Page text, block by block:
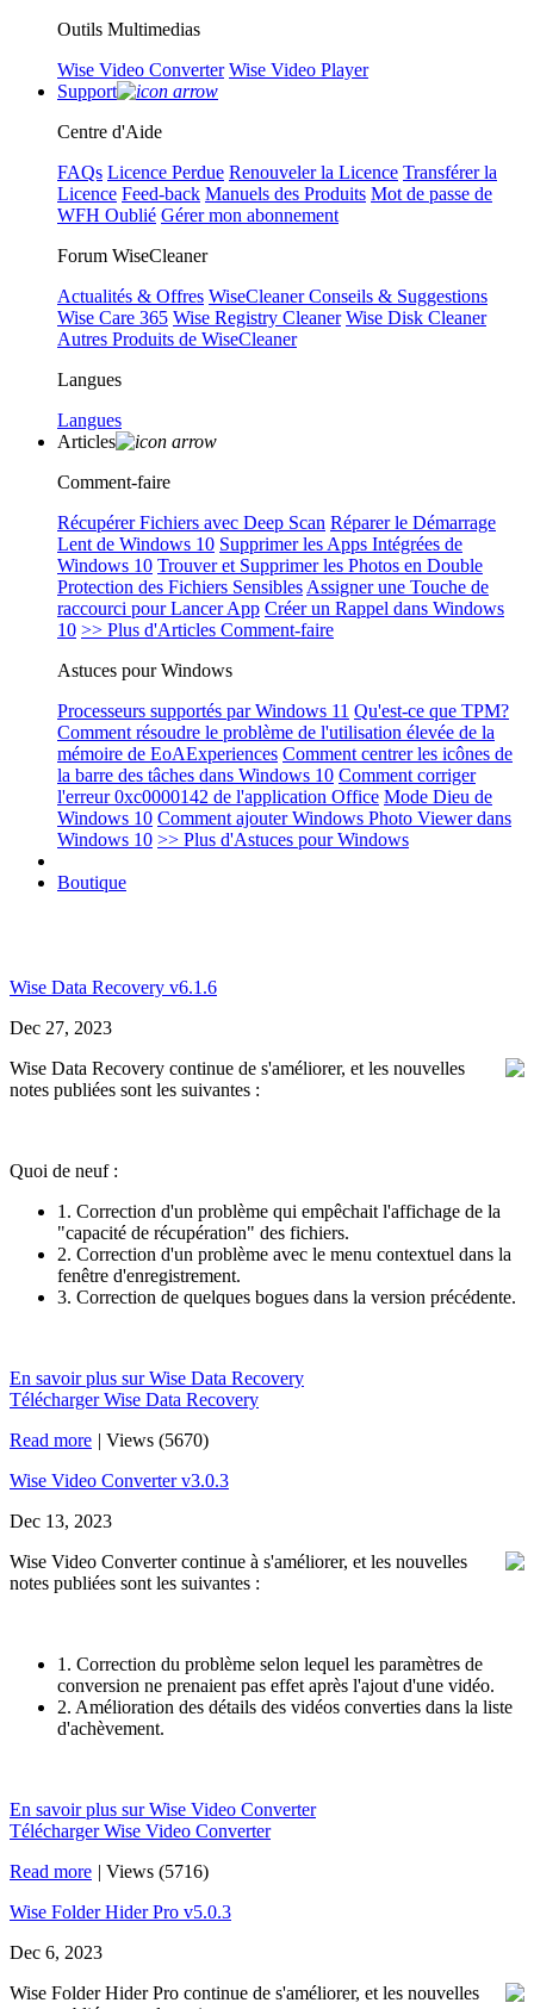
Outils Multimedias
Wise Video Converter Wise Video Player
Support
Centre d'Aide
FAQs Licence Perdue Renouveler la Licence Transférer la
Licence Feed-back Manuels des Produits Mot de passe de
WFH Oublié Gérer mon abonnement
Forum WiseCleaner
Actualités & Offres WiseCleaner Conseils & Suggestions
Wise Care 365 Wise Registry Cleaner Wise Disk Cleaner
Autres Produits de WiseCleaner
Langues
Langues
Articles
Comment-faire
Récupérer Fichiers avec Deep Scan Réparer le Démarrage
Lent de Windows 10 Supprimer les Apps Intégrées de
Windows 10 Trouver et Supprimer les Photos en Double
Protection des Fichiers Sensibles Assigner une Touche de
raccourci pour Lancer App Créer un Rappel dans Windows
10 >> Plus d'Articles Comment-faire
Astuces pour Windows
Processeurs supportés par Windows 11 Qu'est-ce que TPM?
Comment résoudre le problème de l'utilisation élevée de la
mémoire de EoAExperiences Comment centrer les icônes de
la barre des tâches dans Windows 10 Comment corriger
l'erreur 0xc0000142 de l'application Office Mode Dieu de
Windows 10 Comment ajouter Windows Photo Viewer dans
Windows 10 >> Plus d'Astuces pour Windows
Boutique
Wise Data Recovery v6.1.6
Dec 27, 2023
Wise Data Recovery continue de s'améliorer, et les nouvelles
notes publiées sont les suivantes :
Quoi de neuf :
1. Correction d'un problème qui empêchait l'affichage de la
"capacité de récupération" des fichiers.
2. Correction d'un problème avec le menu contextuel dans la
fenêtre d'enregistrement.
3. Correction de quelques bogues dans la version précédente.
En savoir plus sur Wise Data Recovery
Télécharger Wise Data Recovery
Read more | Views (5670)
Wise Video Converter v3.0.3
Dec 13, 2023
Wise Video Converter continue à s'améliorer, et les nouvelles
notes publiées sont les suivantes :
1. Correction du problème selon lequel les paramètres de
conversion ne prenaient pas effet après l'ajout d'une vidéo.
2. Amélioration des détails des vidéos converties dans la liste
d'achèvement.
En savoir plus sur Wise Video Converter
Télécharger Wise Video Converter
Read more | Views (5716)
Wise Folder Hider Pro v5.0.3
Dec 6, 2023
Wise Folder Hider Pro continue de s'améliorer, et les nouvelles